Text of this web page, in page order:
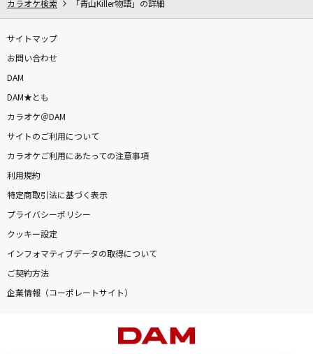
カラオケ検索 「青山Killer物語」の詳細
サイトマップ
お問い合わせ
DAM
DAM★とも
カラオケ＠DAM
サイトのご利用について
カラオケご利用にあたっての注意事項
利用規約
特定商取引法に基づく表示
プライバシーポリシー
クッキー設定
インフォマティブデータの取得について
ご契約方法
企業情報（コーポレートサイト）